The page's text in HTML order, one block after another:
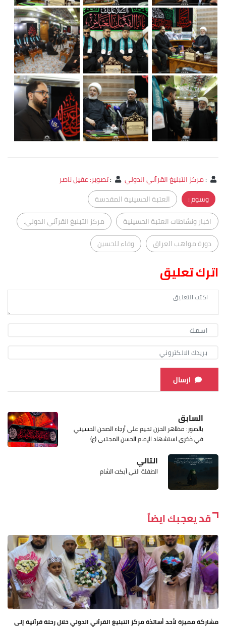
:مركز التبليغ القرآني الدولي :تصوير: عقيل ناصر
وسوم :
العتبة الحسينية المقدسة
اخبار ونشاطات العتبة الحسينية
مركز التبليغ القرآني الدولي.
دورة مواهب العراق
وفاء للحسين
اترك تعليق
ارسال
السابق
بالصور: مظاهر الحزن تخيم على أرجاء الصحن الحسيني
في ذكرى استشهاد الإمام الحسن المجتبى (ع)
التالي
الطفلة التي أبكت الشام
قد يعجبك ايضاً
مشاركة مميزة لأحد أساتذة مركز التبليغ القرآني الدولي خلال رحلة قرآنية إلى